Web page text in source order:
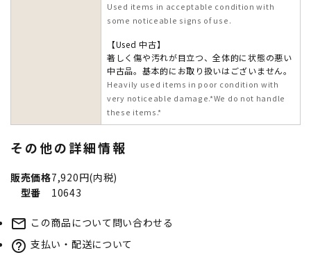
Used items in acceptable condition with
some noticeable signs of use.
【Used 中古】
著しく傷や汚れが目立つ、全体的に状態の悪い
中古品。基本的にお取り扱いはございません。
Heavily used items in poor condition with
very noticeable damage.*We do not handle
these items.*
その他の詳細情報
販売価格7,920円(内税)
型番
10643
mail_outline この商品について問い合わせる
help_outline 支払い・配送について